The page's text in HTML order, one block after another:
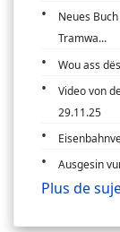
Neues
Tramwa...
Wou ass
Video von
29.11.25
Ausgesin
Plus de